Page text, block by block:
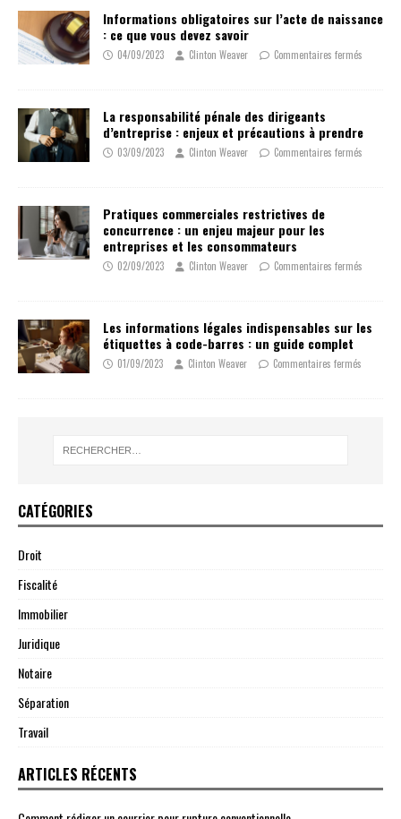
Informations obligatoires sur l’acte de naissance
: ce que vous devez savoir
04/09/2023 Clinton Weaver Commentaires fermés
La responsabilité pénale des dirigeants
d’entreprise : enjeux et précautions à prendre
03/09/2023 Clinton Weaver Commentaires fermés
Pratiques commerciales restrictives de
concurrence : un enjeu majeur pour les
entreprises et les consommateurs
02/09/2023 Clinton Weaver Commentaires fermés
Les informations légales indispensables sur les
étiquettes à code-barres : un guide complet
01/09/2023 Clinton Weaver Commentaires fermés
CATÉGORIES
Droit
Fiscalité
Immobilier
Juridique
Notaire
Séparation
Travail
ARTICLES RÉCENTS